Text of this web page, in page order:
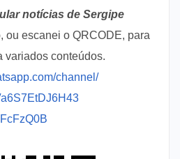
notícias de Sergipe
ou escanei o QRCODE, para
variados conteúdos.
channel/
FcFzQ0B